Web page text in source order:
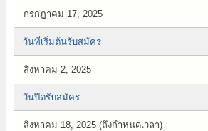
กรกฏาคม 17, 2025
วันที่เริ่มต้นรับสมัคร
สิงหาคม 2, 2025
วันปิดรับสมัคร
สิงหาคม 18, 2025 (ถึงกำหนดเวลา)